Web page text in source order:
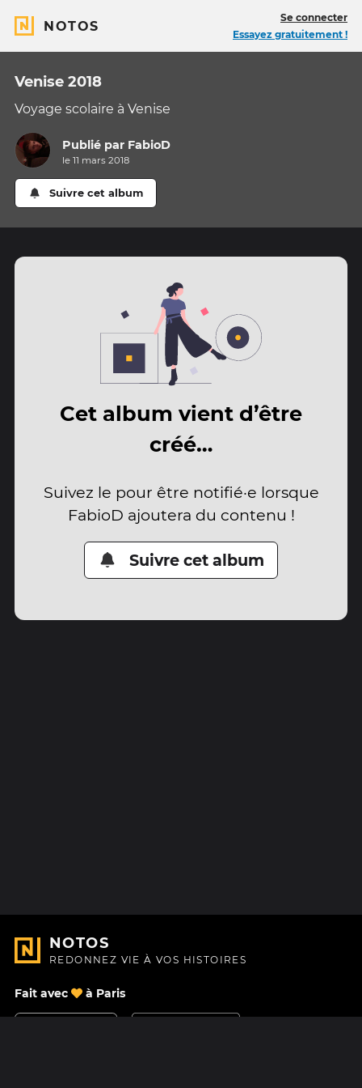
NOTOS
Se connecter
Essayez gratuitement !
Venise 2018
Voyage scolaire à Venise
Publié par FabioD
le 11 mars 2018
Suivre cet album
Cet album vient d’être
créé…
Suivez le pour être notifié·e lorsque
FabioD ajoutera du contenu !
Suivre cet album
NOTOS
REDONNEZ VIE À VOS HISTOIRES
Fait avec à Paris